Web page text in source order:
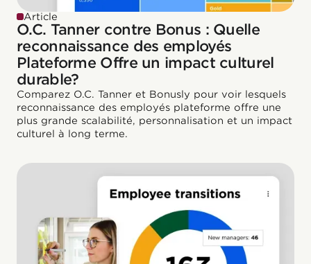
Article
O.C. Tanner contre Bonus : Quelle
reconnaissance des employés
Plateforme Offre un impact culturel
durable?
Comparez O.C. Tanner et Bonusly pour voir lesquels
reconnaissance des employés plateforme offre une
plus grande scalabilité, personnalisation et un impact
culturel à long terme.